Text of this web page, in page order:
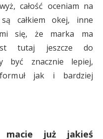
całość oceniam na
całkiem okej, inne
mi się, że marka ma
tutaj jeszcze do
być znacznie lepiej,
jak i bardziej
macie już jakieś